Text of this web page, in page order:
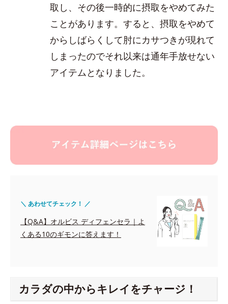
取し、その後一時的に摂取をやめてみた
ことがあります。すると、摂取をやめて
からしばらくして肘にカサつきが現れて
しまったのでそれ以来は通年手放せない
アイテムとなりました。
＼ あわせてチェック！ ／
【Q&A】オルビス ディフェンセラ｜よ
くある10のギモンに答えます！
カラダの中からキレイをチャージ！